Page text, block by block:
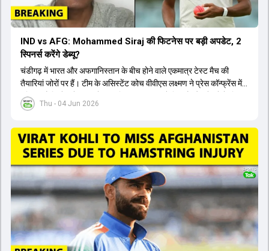
Thu - 04 Jun 2026
IND vs AFG: Mohammed Siraj की फिटनेस पर बड़ी अपडेट, 2
स्पिनर्स करेंगे डेब्यू?
चंडीगढ़ में भारत और अफगानिस्तान के बीच होने वाले एकमात्र टेस्ट मैच की
तैयारियां जोरों पर हैं। टीम के असिस्टेंट कोच वीवीएस लक्ष्मण ने प्रेस कॉन्फ्रेंस में
पुष्टि की है कि तेज गेंदबाज मोहम्मद सिराज पूरी तरह से फिट हैं और खेलने के लिए
उपलब्ध हैं। आईपीएल के दौरान लगी चोट के कारण उनके खेलने पर संदेह था,
सुथार और हर्ष दुबे को कुलदीप यादव और वाशिंगटन सुंदर के साथ प्लेइंग 11 में मौका
मिलने की प्रबल संभावना है। कप्तान शुभमन गिल विकेट की स्थिति को ध्यान में
रखते हुए अंतिम 11 का फैसला करेंगे। टीम में यशस्वी जायसवाल, केएल राहुल,
ऋषभ पंत और ध्रुव जुरेल जैसे खिलाड़ी भी शामिल हैं। यह टेस्ट मैच विश्व टेस्ट
चैंपियनशिप चक्र का हिस्सा नहीं है, लेकिन भारतीय टीम के लिए काफी महत्वपूर्ण
है। अंत में फैंस के सवालों का जवाब देते हुए टी20 कप्तानी और हेड कोच गौतम
गंभीर से जुड़ी जानकारी भी साझा की गई।